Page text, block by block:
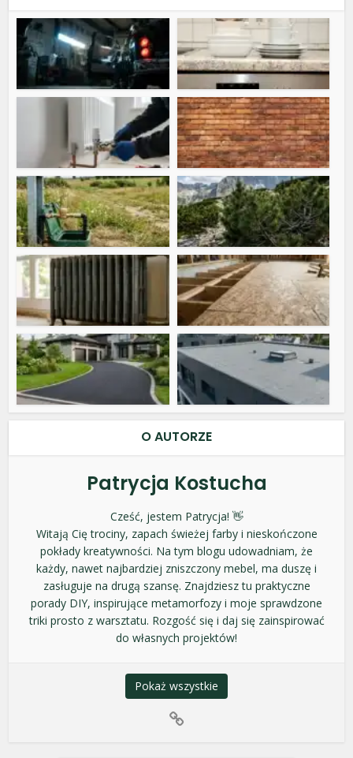
O AUTORZE
Patrycja Kostucha
Cześć, jestem Patrycja! 👋
Witają Cię trociny, zapach świeżej farby i nieskończone
pokłady kreatywności. Na tym blogu udowadniam, że
każdy, nawet najbardziej zniszczony mebel, ma duszę i
zasługuje na drugą szansę. Znajdziesz tu praktyczne
porady DIY, inspirujące metamorfozy i moje sprawdzone
triki prosto z warsztatu. Rozgość się i daj się zainspirować
do własnych projektów!
Pokaż wszystkie